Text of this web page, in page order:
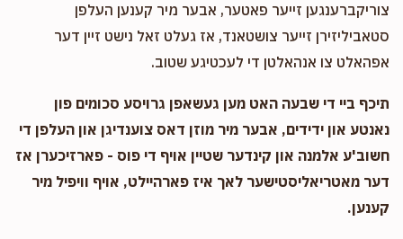
צוריקברענגען זייער פאטער, אבער מיר קענען העלפן
סטאביליזירן זייער צושטאנד, אז געלט זאל נישט זיין דער
אפהאלט צו אנהאלטן די לעכטיגע שטוב.
תיכף ביי די שבעה האט מען געשאפן גרויסע סכומים פון
נאנטע און ידידים, אבער מיר מוזן דאס צוענדיגן און העלפן די
חשוב'ע אלמנה און קינדער שטיין אויף די פוס - פארזיכערן אז
דער מאטריאליסטישער לאך איז פארהיילט, אויף וויפיל מיר
קענען.